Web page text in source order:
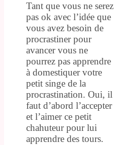
Tant que vous ne serez
pas ok avec l’idée que
vous avez besoin de
procrastiner pour
avancer vous ne
pourrez pas apprendre
à domestiquer votre
petit singe de la
procrastination. Oui, il
faut d’abord l’accepter
et l’aimer ce petit
chahuteur pour lui
apprendre des tours.